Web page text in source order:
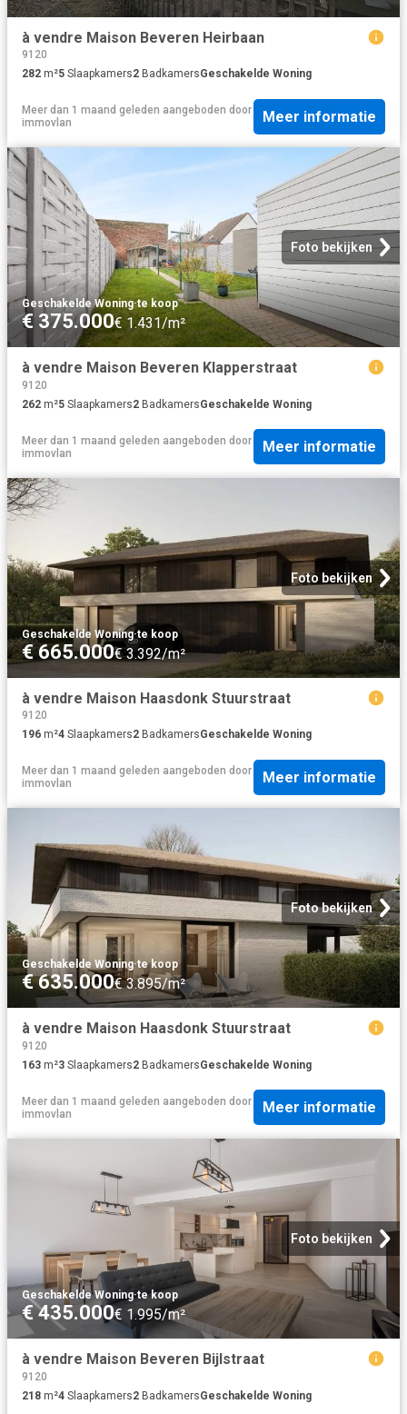
à vendre Maison Beveren Heirbaan
9120
282 m²5 Slaapkamers2 BadkamersGeschakelde Woning
Meer dan 1 maand geleden aangeboden door
immovlan
Meer informatie
Foto bekijken
Geschakelde Woning·te koop
€ 375.000€ 1.431/m²
à vendre Maison Beveren Klapperstraat
9120
262 m²5 Slaapkamers2 BadkamersGeschakelde Woning
Meer dan 1 maand geleden aangeboden door
immovlan
Meer informatie
Foto bekijken
Geschakelde Woning·te koop
€ 665.000€ 3.392/m²
à vendre Maison Haasdonk Stuurstraat
9120
196 m²4 Slaapkamers2 BadkamersGeschakelde Woning
Meer dan 1 maand geleden aangeboden door
immovlan
Meer informatie
Foto bekijken
Geschakelde Woning·te koop
€ 635.000€ 3.895/m²
à vendre Maison Haasdonk Stuurstraat
9120
163 m²3 Slaapkamers2 BadkamersGeschakelde Woning
Meer dan 1 maand geleden aangeboden door
immovlan
Meer informatie
Foto bekijken
Geschakelde Woning·te koop
€ 435.000€ 1.995/m²
à vendre Maison Beveren Bijlstraat
9120
218 m²4 Slaapkamers2 BadkamersGeschakelde Woning